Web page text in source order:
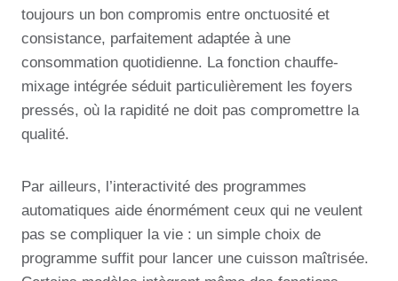
toujours un bon compromis entre onctuosité et
consistance, parfaitement adaptée à une
consommation quotidienne. La fonction chauffe-
mixage intégrée séduit particulièrement les foyers
pressés, où la rapidité ne doit pas compromettre la
qualité.
Par ailleurs, l’interactivité des programmes
automatiques aide énormément ceux qui ne veulent
pas se compliquer la vie : un simple choix de
programme suffit pour lancer une cuisson maîtrisée.